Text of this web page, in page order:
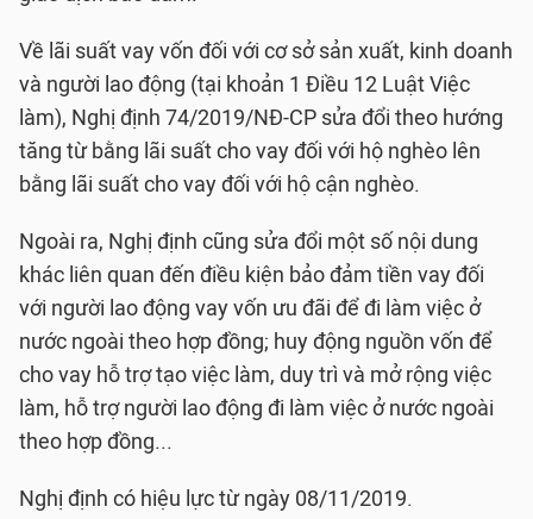
Về lãi suất vay vốn đối với cơ sở sản xuất, kinh doanh
và người lao động (tại khoản 1 Điều 12 Luật Việc
làm), Nghị định 74/2019/NĐ-CP sửa đổi theo hướng
tăng từ bằng lãi suất cho vay đối với hộ nghèo lên
bằng lãi suất cho vay đối với hộ cận nghèo.
Ngoài ra, Nghị định cũng sửa đổi một số nội dung
khác liên quan đến điều kiện bảo đảm tiền vay đối
với người lao động vay vốn ưu đãi để đi làm việc ở
nước ngoài theo hợp đồng; huy động nguồn vốn để
cho vay hỗ trợ tạo việc làm, duy trì và mở rộng việc
làm, hỗ trợ người lao động đi làm việc ở nước ngoài
theo hợp đồng...
Nghị định có hiệu lực từ ngày 08/11/2019.